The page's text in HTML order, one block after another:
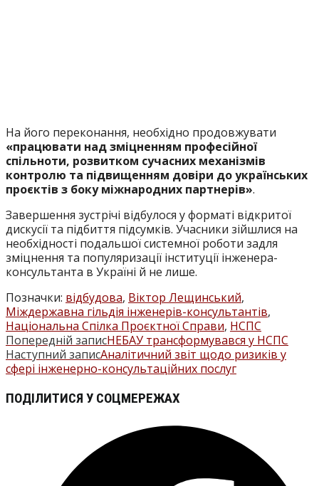
На його переконання, необхідно продовжувати
«працювати над зміцненням професійної
спільноти, розвитком сучасних механізмів
контролю та підвищенням довіри до українських
проєктів з боку міжнародних партнерів».
Завершення зустрічі відбулося у форматі відкритої
дискусії та підбиття підсумків. Учасники зійшлися на
необхідності подальшої системної роботи задля
зміцнення та популяризації інституції інженера-
консультанта в Україні й не лише.
Позначки: відбудова, Віктор Лещинський,
Міждержавна гільдія інженерів-консультантів,
Національна Спілка Проєктної Справи, НСПС
ПРОЧИТАТИ
БІЛЬШЕ
Попередній записНЕБАУ трансформувався у НСПС
Наступний записАналітичний звіт щодо ризиків у
сфері інженерно-консультаційних послуг
ПОДІЛИТИСЯ У СОЦМЕРЕЖАХ
ВМІСТОМ